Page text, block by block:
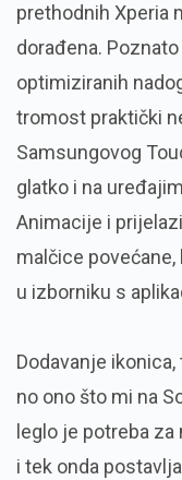
prethodnih Xperia
dorađena.
optimiziranih
tromost praktički
Samsungovog
glatko i na
Animacije i
malčice
u izborniku s
Dodavanje
no ono što mi na
leglo je potreba
i tek onda